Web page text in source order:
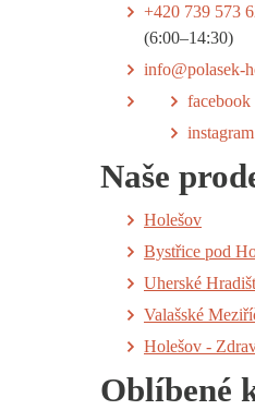
+420 739 573
(6:00–14:30)
info@polasek-
facebook
instagram
Naše
Holešov
Bystřice pod
Uherské
Valašské
Holešov -
Oblíbené